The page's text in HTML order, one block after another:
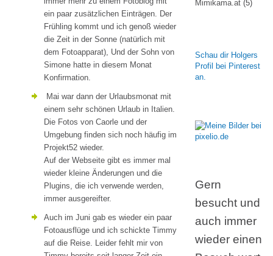
ein paar zusätzlichen Einträgen. Der
Frühling kommt und ich genoß wieder
die Zeit in der Sonne (natürlich mit
dem Fotoapparat), Und der Sohn von
Simone hatte in diesem Monat
Konfirmation.
Mai war dann der Urlaubsmonat mit
einem sehr schönen Urlaub in Italien.
Die Fotos von Caorle und der
Umgebung finden sich noch häufig im
Projekt52 wieder.
Auf der Webseite gibt es immer mal
wieder kleine Änderungen und die
Plugins, die ich verwende werden,
immer ausgereifter.
Auch im Juni gab es wieder ein paar
Fotoausflüge und ich schickte Timmy
auf die Reise. Leider fehlt mir von
Mimikama.at (5)
Schau dir Holgers
Profil bei Pinterest
an.
Gern
besucht und
auch immer
wieder einen